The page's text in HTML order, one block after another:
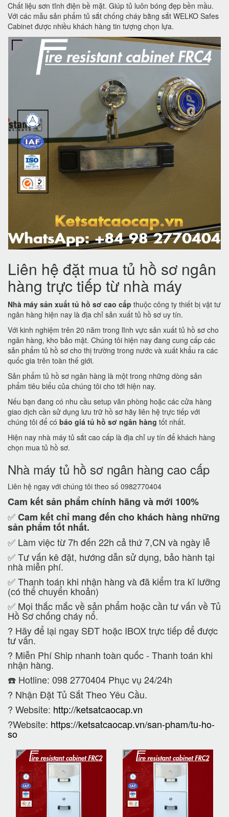
Chất liệu sơn tĩnh điện bề mặt. Giúp tủ luôn bóng đẹp bền mầu.
Với các mẫu sản phẩm tủ sắt chống cháy bằng sắt WELKO Safes
Cabinet được nhiều khách hàng tin tượng chọn lựa.
Liên hệ đặt mua tủ hồ sơ ngân
hàng trực tiếp từ nhà máy
Nhà máy sản xuất tủ hồ sơ cao cấp thuộc công ty thiết bị vật tư
ngân hàng hiện nay là địa chỉ sản xuất tủ hồ sơ uy tín.
Với kinh nghiệm trên 20 năm trong lĩnh vực sản xuất tủ hồ sơ cho
ngân hàng, kho bảo mật. Chúng tôi hiện nay đang cung cấp các
sản phẩm tủ hồ sơ cho thị trường trong nước và xuất khẩu ra các
quốc gia trên toàn thế giới.
Sản phẩm tủ hồ sơ ngân hàng là một trong những dòng sản
phẩm tiêu biểu của chúng tôi cho tới hiện nay.
Nếu bạn đang có nhu cầu setup văn phòng hoặc các cửa hàng
giao dịch cần sử dụng lưu trữ hồ sơ hãy liên hệ trực tiếp với
chúng tôi để có báo giá tủ hồ sơ ngân hàng tốt nhất.
Hiện nay nhà máy tủ sắt cao cấp là địa chỉ uy tín để khách hàng
chọn mua tủ hồ sơ.
Nhà máy tủ hồ sơ ngân hàng cao cấp
Liên hệ ngay với chúng tôi theo số 0982770404
Cam kếtsản phẩm chính hãng và mới 100%
✅Cam kếtchỉ mang đến cho khách hàng những
sản phẩm tốt nhất.
✅ Làm việc từ 7h đến 22h cả thứ 7,CN và ngày lễ
✅ Tư vấn kê đặt, hướng dẫn sử dụng, bảo hành tại
nhà miễn phí.
✅ Thanh toán khi nhận hàng và đã kiểm tra kĩ lưỡng
(có thể chuyển khoản)
✅ Mọi thắc mắc về sản phẩm hoặc cần tư vấn về Tủ
Hồ Sơ chống cháy nổ.
? Hãy để lại ngay SĐT hoặc IBOX trực tiếp để được
tư vấn.
? Miễn Phí Ship nhanh toàn quốc - Thanh toán khi
nhận hàng.
☎️ Hotline: 098 2770404 Phục vụ 24/24h
? Nhận Đặt Tủ Sắt Theo Yêu Cầu.
? Website: http://ketsatcaocap.vn
?Website: https://ketsatcaocap.vn/san-pham/tu-ho-
so